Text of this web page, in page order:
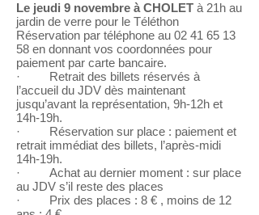
Le jeudi 9 novembre à CHOLET à 21h au
jardin de verre pour le Téléthon
Réservation par téléphone au 02 41 65 13
58 en donnant vos coordonnées pour
paiement par carte bancaire.
· Retrait des billets réservés à
l’accueil du JDV dès maintenant
jusqu’avant la représentation, 9h-12h et
14h-19h.
· Réservation sur place : paiement et
retrait immédiat des billets, l’après-midi
14h-19h.
· Achat au dernier moment : sur place
au JDV s’il reste des places
· Prix des places : 8 € , moins de 12